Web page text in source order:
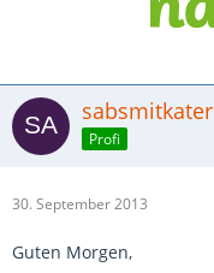
sabsmitkater
Profi
30. September 2013
Guten Morgen,